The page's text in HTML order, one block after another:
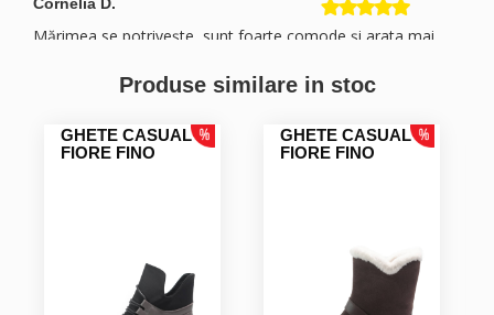
Mărimea se potrivește, sunt foarte comode și arata mai
Viorica P.
buna, marimea corespunde si am primit coletul foarte
Produse similare in stoc
GHETE CASUAL
FIORE FINO
GHETE CASUAL
FIORE FINO